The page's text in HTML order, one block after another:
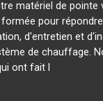
matériel de
pour
d'entretien et
de chauffage.
ont fait l